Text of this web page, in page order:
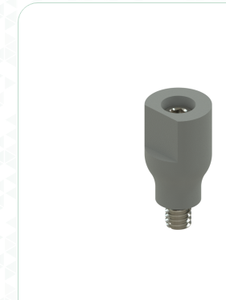
Distribuidores
Instructions for Use (ENG)